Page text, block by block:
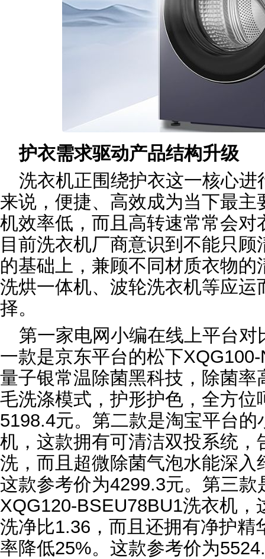
护衣需求驱动产品结构升级
洗衣机正围绕护衣这一核心
来说，便捷、高效成为当下最
机效率低，而且高转速常常会
目前洗衣机厂商意识到不能只
的基础上，兼顾不同材质衣物
洗烘一体机、波轮洗衣机等应运
择。
第一家电网小编在线上平台
一款是京东平台的松下
量子银常温除菌黑科技，除菌
毛洗涤模式，护形护色，全方
5198.4元。第二款是淘宝平台
机，这款拥有可清洁双投系统，
洗，而且超微除菌气泡水能深
这款参考价为4299.3元。第三
XQG120-BSEU78BU1洗衣机
洗净比1.36，而且还拥有净护精
率降低25%。这款参考价为